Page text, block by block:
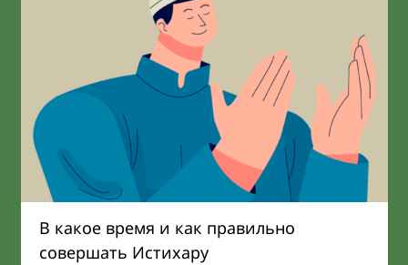
В какое время и как правильно
совершать Истихару